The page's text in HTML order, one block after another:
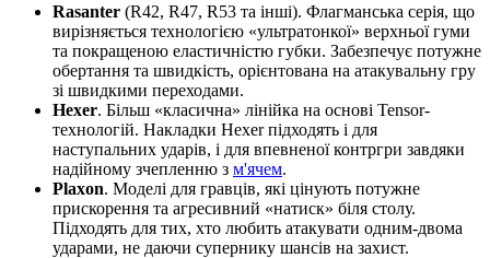
Rasanter (R42, R47, R53 та інші). Флагманська серія, що
вирізняється технологією «ультратонкої» верхньої гуми
та покращеною еластичністю губки. Забезпечує потужне
обертання та швидкість, орієнтована на атакувальну гру
зі швидкими переходами.
Hexer. Більш «класична» лінійка на основі Tensor-
технологій. Накладки Hexer підходять і для
наступальних ударів, і для впевненої контргри завдяки
надійному зчепленню з м'ячем.
Plaxon. Моделі для гравців, які цінують потужне
прискорення та агресивний «натиск» біля столу.
Підходять для тих, хто любить атакувати одним-двома
ударами, не даючи супернику шансів на захист.